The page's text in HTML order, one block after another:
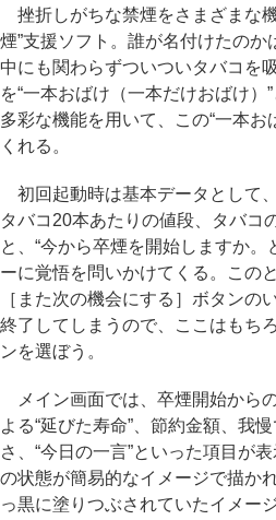
挫折しがちな禁煙をさまざまな
煙”支援ソフト。誰が名付けたの
中にも関わらずついついタバコを
を“一本おばけ（一本だけおばけ）
多彩な機能を用いて、この“一本お
くれる。
初回起動時は基本データとして
タバコ20本あたりの値段、タバコ
と、“今から卒煙を開始しますか。
ーに覚悟を問いかけてくる。この
［また次の機会にする］ボタンの
終了してしまうので、ここはもち
ンを選ぼう。
メイン画面では、卒煙開始から
よる“延びた寿命”、節約金額、我
さ、“今日の一言”といった項目が
の状態が簡易的なイメージで描か
っ黒に塗りつぶされていたイメー